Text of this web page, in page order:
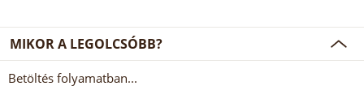
MIKOR A LEGOLCSÓBB?
Betöltés folyamatban...